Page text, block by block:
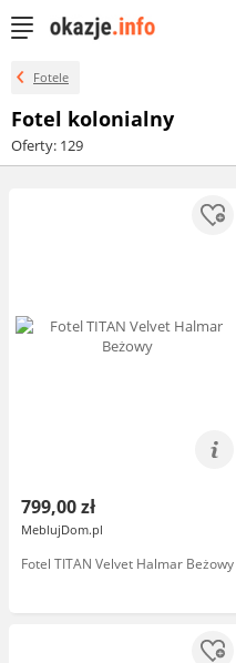
Fotele
Fotel kolonialny
Oferty: 129
799,00 zł
MeblujDom.pl
Fotel TITAN Velvet Halmar Beżowy